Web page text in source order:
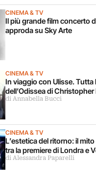
CINEMA & TV
Il più grande film concerto
approda su Sky Arte
CINEMA & TV
In viaggio con Ulisse. Tutta
dell’Odissea di Christopher
di Annabella Bucci
CINEMA & TV
L’estetica del ritorno: il
tra la premiere di Londra e
di Alessandra Paparelli